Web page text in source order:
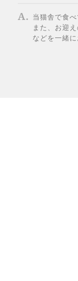
当猫舎で食
また、お迎
などを一緒に